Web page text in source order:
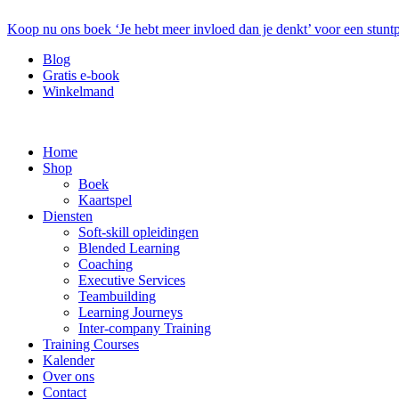
Koop nu ons boek ‘Je hebt meer invloed dan je denkt’ voor een
Blog
Gratis e-book
Winkelmand
Home
Shop
Boek
Kaartspel
Diensten
Soft-skill opleidingen
Blended Learning
Coaching
Executive Services
Teambuilding
Learning Journeys
Inter-company Training
Training Courses
Kalender
Over ons
Contact